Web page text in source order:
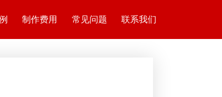
制作费用 常见问题 联系我们